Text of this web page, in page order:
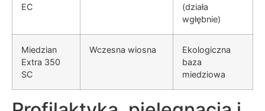
EC
(działa
wgłębnie)
Miedzian
Extra 350
SC
Wczesna wiosna
Ekologiczna
baza
miedziowa